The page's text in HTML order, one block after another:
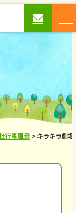
行事風景 > キラキラ劇場